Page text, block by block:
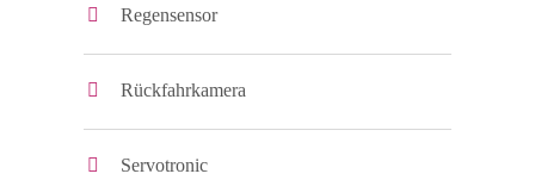
Regensensor
Rückfahrkamera
Servotronic